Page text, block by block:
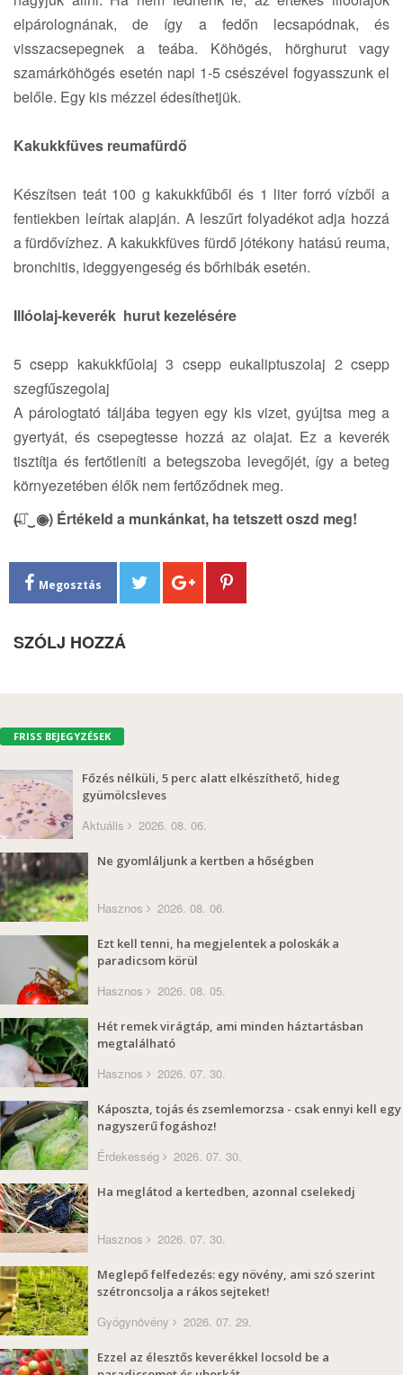
elpárolognának, de így a fedőn lecsapódnak, és
visszacsepegnek a teába. Köhögés, hörghurut vagy
szamárköhögés esetén napi 1-5 csészével fogyasszunk el
belőle. Egy kis mézzel édesíthetjük.
Kakukkfüves reumafürdő
Készítsen teát 100 g kakukkfűből és 1 liter forró vízből a
fentiekben leírtak alapján. A leszűrt folyadékot adja hozzá
a fürdővízhez. A kakukkfüves fürdő jótékony hatású reuma,
bronchitis, ideggyengeség és bőrhibák esetén.
Illóolaj-keverék hurut kezelésére
5 csepp kakukkfűolaj 3 csepp eukaliptuszolaj 2 csepp
szegfűszegolaj
A párologtató táljába tegyen egy kis vizet, gyújtsa meg a
gyertyát, és csepegtesse hozzá az olajat. Ez a keverék
tisztítja és fertőtleníti a betegszoba levegőjét, így a beteg
környezetében élők nem fertőződnek meg.
(̶◉͛‿◉̶) Értékeld a munkánkat, ha tetszett oszd meg!
Megosztás
SZÓLJ HOZZÁ
FRISS BEJEGYZÉSEK
Főzés nélküli, 5 perc alatt elkészíthető, hideg
gyümölcsleves
Aktuális 2026. 08. 06.
Ne gyomláljunk a kertben a hőségben
Hasznos 2026. 08. 06.
Ezt kell tenni, ha megjelentek a poloskák a
paradicsom körül
Hasznos 2026. 08. 05.
Hét remek virágtáp, ami minden háztartásban
megtalálható
Hasznos 2026. 07. 30.
Káposzta, tojás és zsemlemorzsa - csak ennyi kell egy
nagyszerű fogáshoz!
Érdekesség 2026. 07. 30.
Ha meglátod a kertedben, azonnal cselekedj
Hasznos 2026. 07. 30.
Meglepő felfedezés: egy növény, ami szó szerint
szétroncsolja a rákos sejteket!
Gyógynövény 2026. 07. 29.
Ezzel az élesztős keverékkel locsold be a